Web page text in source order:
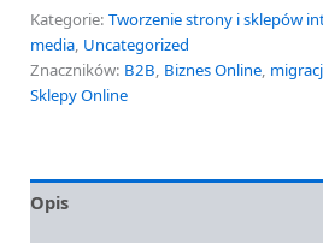
Kategorie: Tworzenie strony i sklepów
media, Uncategorized
Znaczników: B2B, Biznes Online,
Sklepy Online
Opis